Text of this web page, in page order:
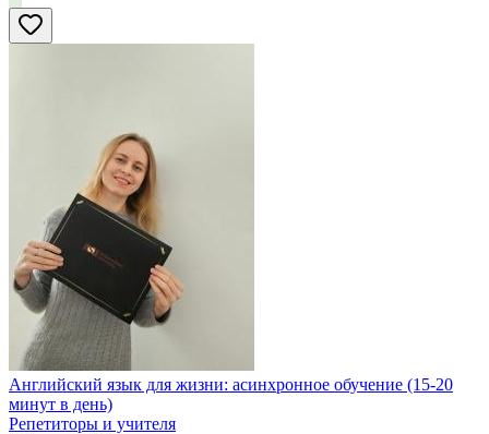
Английский язык для жизни: асинхронное обучение (15-20
минут в день)
Репетиторы и учителя